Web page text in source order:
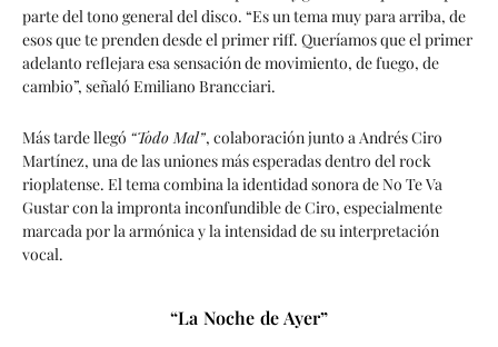
parte del tono general del disco. “Es un tema muy para arriba, de
esos que te prenden desde el primer riff. Queríamos que el primer
adelanto reflejara esa sensación de movimiento, de fuego, de
cambio”, señaló Emiliano Brancciari.
Más tarde llegó “Todo Mal”, colaboración junto aAndrés Ciro
Martínez, una de las uniones más esperadas dentro del rock
rioplatense. El tema combina la identidad sonora de No Te Va
Gustar con la impronta inconfundible de Ciro, especialmente
marcada por la armónica y la intensidad de su interpretación
vocal.
“La Noche de Ayer”